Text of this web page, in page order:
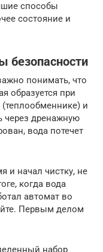
способы
состояние и
безопасности
понимать, что
образуется при
и
через дренажную
вода потечет
и начал чистку, не
когда вода
автомат во
Первым делом
набор